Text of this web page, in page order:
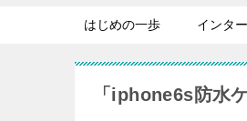
はじめの一歩 インタ
「iphone6s防水